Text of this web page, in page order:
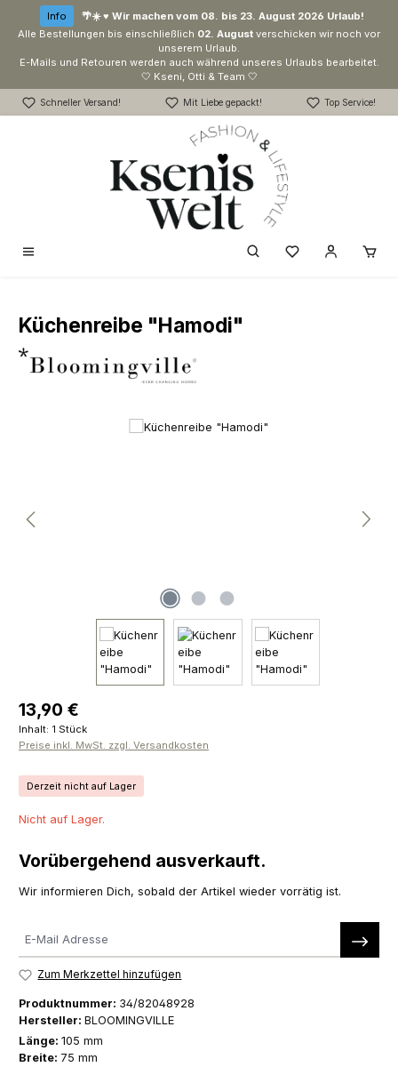
Zum Hauptinhalt springen
Info
🌴☀️ ♥ Wir machen vom 08. bis 23. August 2026 Urlaub!
Alle Bestellungen bis einschließlich 02. August verschicken wir noch vor
unserem Urlaub.
E-Mails und Retouren werden auch während unseres Urlaubs bearbeitet.
🤍 Kseni, Otti & Team 🤍
Schneller Versand! Mit Liebe gepackt! Top Service!
Du hast 0
Küchenreibe "Hamodi"
Bildergalerie überspringen
Regulärer Preis:
13,90 €
Inhalt: 1 Stück
Preise inkl. MwSt. zzgl. Versandkosten
Derzeit nicht auf Lager
Nicht auf Lager.
Vorübergehend ausverkauft.
Wir informieren Dich, sobald der Artikel wieder vorrätig ist.
Zum Merkzettel hinzufügen
Produktnummer: 34/82048928
Hersteller: BLOOMINGVILLE
Länge: 105 mm
Breite: 75 mm